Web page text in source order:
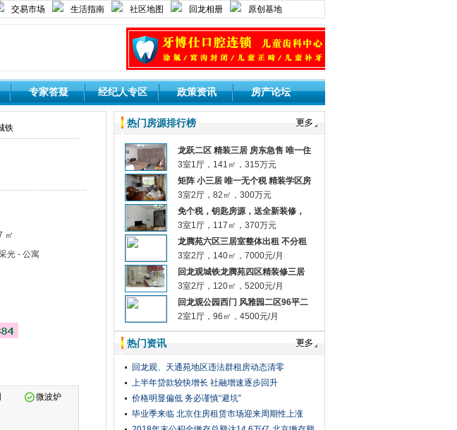
交易市场 生活指南 社区地图 回龙相册
原创基地
登录网站
用户注册
专家答疑 经纪人专区 政策资讯 房产论坛
铁
㎡
光 - 公寓
微波炉
热门房源排行榜
龙跃二区 精装三居 房东急售 唯一住
宅！
3室1厅，141㎡，315万元
矩阵 小三居 唯一无个税 精装学区房
3室2厅，82㎡，300万元
免个税，钥匙房源，送全新装修，
双城铁
3室1厅，117㎡，370万元
龙腾苑六区三居室整体出租 不分租
不合租 （站内短信或邮件联系）
3室2厅，140㎡，7000元/月
回龙观城铁龙腾苑四区精装修三居
家具家电齐全
3室2厅，120㎡，5200元/月
回龙观公园西门 风雅园二区96平二
居 户型 楼层 地段好！个人出租
2室1厅，96㎡，4500元/月
热门资讯
回龙观、天通苑地区违法群租房动态清零
上半年贷款较快增长 社融增速逐步回升
价格明显偏低 务必谨慎“避坑”
毕业季来临 北京住房租赁市场迎来周期性上涨